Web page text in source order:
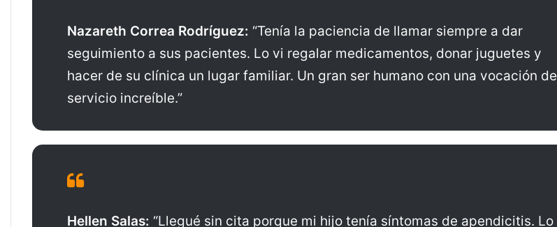
Nazareth Correa Rodríguez: “Tenía la paciencia de llamar siempre a dar
seguimiento a sus pacientes. Lo vi regalar medicamentos, donar juguetes y
hacer de su clínica un lugar familiar. Un gran ser humano con una vocación de
servicio increíble.”
Hellen Salas: “Llegué sin cita porque mi hijo tenía síntomas de apendicitis. Lo